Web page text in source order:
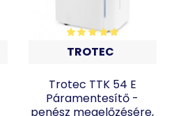
TROTEC
Trotec TTK 54 E
Páramentesítő -
penész megelőzésére,